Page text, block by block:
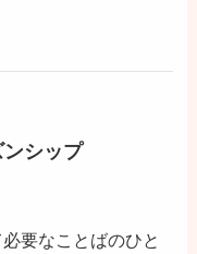
シップ
要なことばのひと